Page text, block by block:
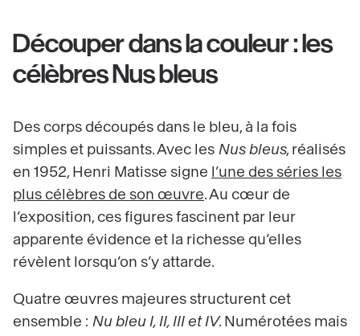
Découper dans la couleur : les
célèbres Nus bleus
Des corps découpés dans le bleu, à la fois
simples et puissants. Avec les Nus bleus, réalisés
en 1952, Henri Matisse signe
l’une des séries les
plus célèbres de son œuvre. Au cœur de
l’exposition, ces figures fascinent par leur
apparente évidence et la richesse qu’elles
révèlent lorsqu’on s’y attarde.
Quatre œuvres majeures structurent cet
ensemble : Nu bleu I, II, III et IV. Numérotées mais